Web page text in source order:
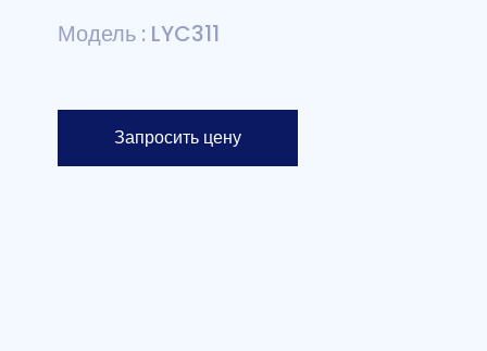
Модель : LYC311
Запросить цену